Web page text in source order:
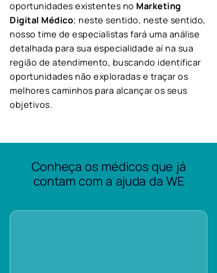
oportunidades existentes no Marketing
Digital Médico; neste sentido, neste sentido,
nosso time de especialistas fará uma análise
detalhada para sua especialidade aí na sua
região de atendimento, buscando identificar
oportunidades não exploradas e traçar os
melhores caminhos para alcançar os seus
objetivos.
Conheça os médicos que já
contam com a ajuda da WE